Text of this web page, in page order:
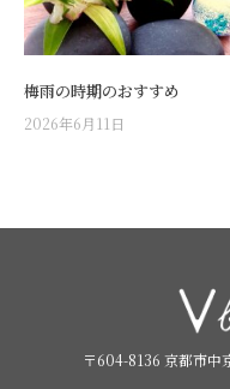
梅雨の時期のおすすめ
2026年6月11日
〒604-8136 京都市中